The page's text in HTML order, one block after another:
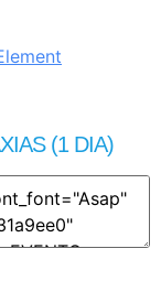
(1 DIA)